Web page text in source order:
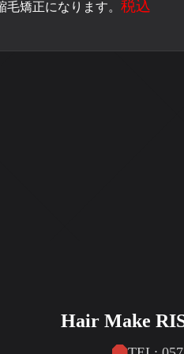
毛矯正になります。 税込
Hair Make